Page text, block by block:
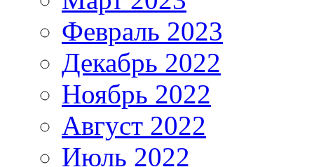
Февраль 2023
Декабрь 2022
Ноябрь 2022
Август 2022
Июль 2022